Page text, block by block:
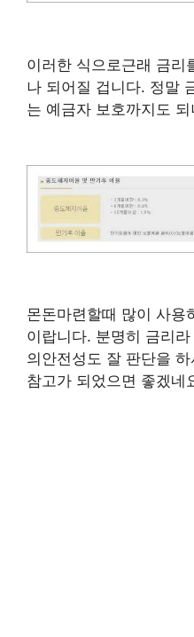
이러한 식으로근래 금리
나 되어질 겁니다. 정말
는 예금자 보호까지도
몬돈마련할때 많이 사용
이랍니다. 분명히 금리
의안전성도 잘 판단을
참고가 되었으면 좋겠네